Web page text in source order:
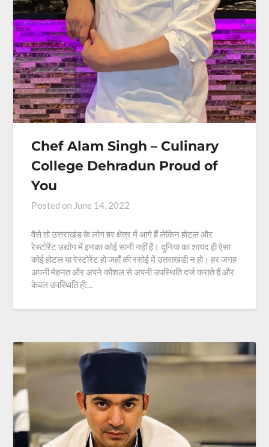
Chef Alam Singh – Culinary
College Dehradun Proud of
You
Posted on June 14, 2022
वैसे तो उत्तराखंड के लोग हर क्षेत्र में आगे हैं लेकिन होटल और
रेस्टोरेंट उद्योग में इनका कोई सानी नहीं हैं। दुनिया का शायद ही ऐसा
कोई होटल या रेस्टोरेंट हो जहाँ की रसोई में उतराखंडी न हो। हर जगह
अपनी मेहनत और अपने कौशल से अपनी उपस्थिति दर्ज कराते हैं और
केवल उपस्थिति ही…